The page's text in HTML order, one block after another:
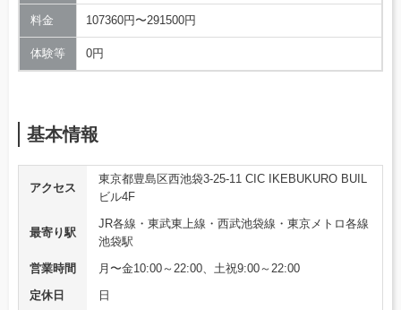
料金 107360円〜291500円
体験等 0円
基本情報
アクセス
東京都豊島区西池袋3-25-11 CIC IKEBUKURO BUIL
ビル4F
最寄り駅
JR各線・東武東上線・西武池袋線・東京メトロ各線
池袋駅
営業時間
月〜金10:00～22:00、土祝9:00～22:00
定休日
日